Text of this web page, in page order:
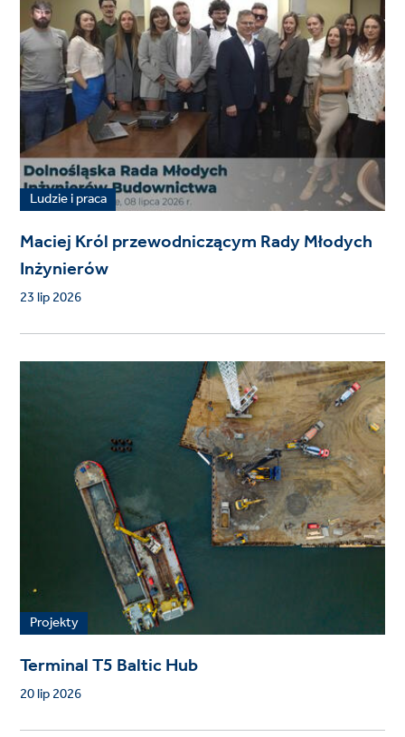
Ludzie i praca
Maciej Król przewodniczącym Rady Młodych
Inżynierów
23 lip 2026
Projekty
Terminal T5 Baltic Hub
20 lip 2026